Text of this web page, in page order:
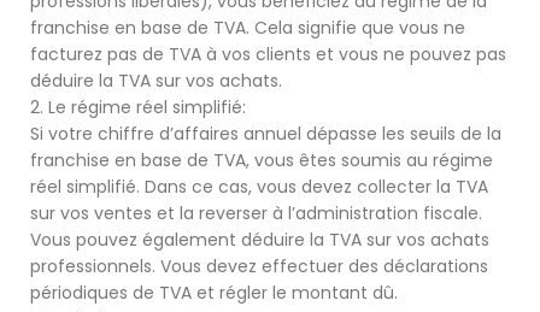
franchise en base de TVA. Cela signifie que vous ne
facturez pas de TVA à vos clients et vous ne pouvez pas
déduire la TVA sur vos achats.
2. Le régime réel simplifié:
Si votre chiffre d’affaires annuel dépasse les seuils de la
franchise en base de TVA, vous êtes soumis au régime
réel simplifié. Dans ce cas, vous devez collecter la TVA
sur vos ventes et la reverser à l’administration fiscale.
Vous pouvez également déduire la TVA sur vos achats
professionnels. Vous devez effectuer des déclarations
périodiques de TVA et régler le montant dû.